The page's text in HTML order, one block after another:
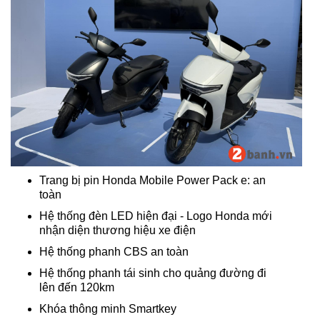
Trang bị pin Honda Mobile Power Pack e: an
toàn
Hệ thống đèn LED hiện đại - Logo Honda mới
nhận diện thương hiệu xe điện
Hệ thống phanh CBS an toàn
Hệ thống phanh tái sinh cho quảng đường đi
lên đến 120km
Khóa thông minh Smartkey